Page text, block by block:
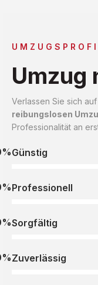
Umzug
Verlassen Sie sich
reibungslosen
Professionalität an
Günstig
Professionell
Sorgfältig
Zuverlässig